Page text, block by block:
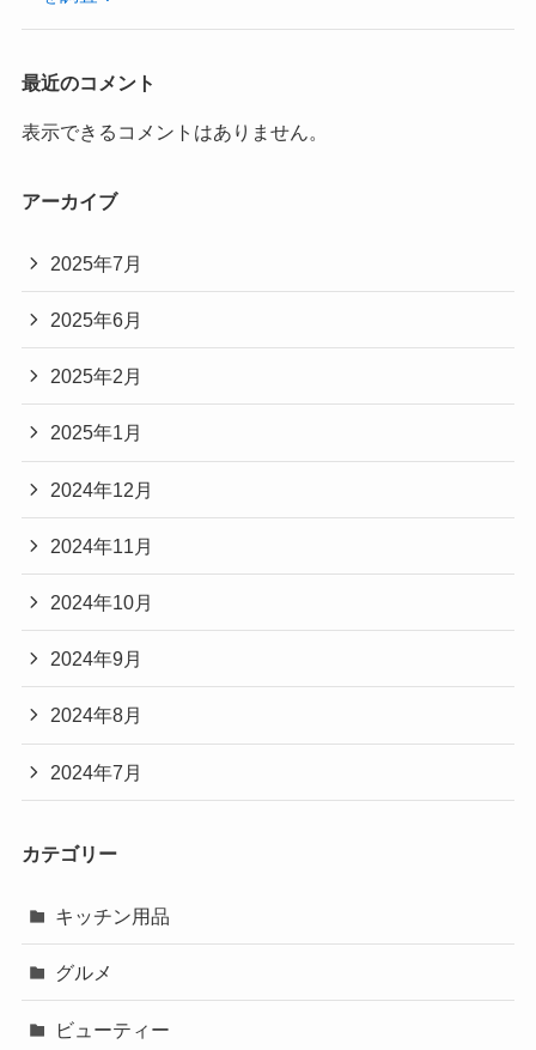
最近のコメント
表示できるコメントはありません。
アーカイブ
2025年7月
2025年6月
2025年2月
2025年1月
2024年12月
2024年11月
2024年10月
2024年9月
2024年8月
2024年7月
カテゴリー
キッチン用品
グルメ
ビューティー